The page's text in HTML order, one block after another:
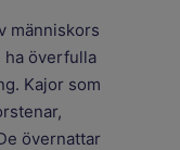
människors
ha överfulla
Kajor som
övernattar